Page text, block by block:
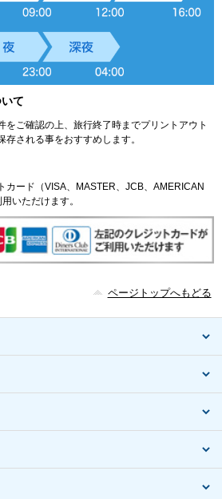
て
をご確認の上、旅行終了時までプリントアウト
される事をおすすめします。
カード（VISA、MASTER、JCB、AMERICAN
いただけます。
ページトップへもどる